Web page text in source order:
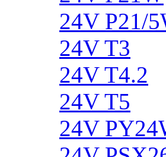
24V P21/
24V T3
24V T4.2
24V T5
24V